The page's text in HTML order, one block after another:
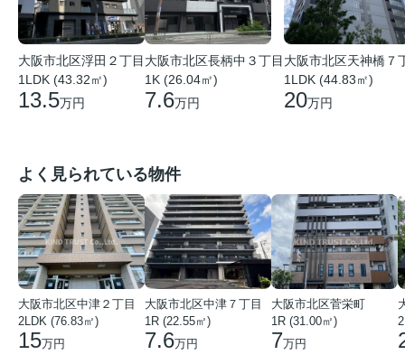
大阪市北区浮田２丁目
1LDK (43.32㎡)
13.5万円
大阪市北区長柄中３丁目
1K (26.04㎡)
7.6万円
大阪市北区天神橋７
1LDK (44.83㎡)
20万円
よく見られている物件
大阪市北区中津２丁目
2LDK (76.83㎡)
15万円
大阪市北区中津７丁目
1R (22.55㎡)
7.6万円
大阪市北区菅栄町
1R (31.00㎡)
7万円